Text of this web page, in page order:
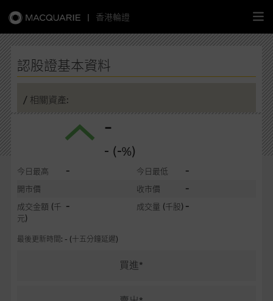
| 香港輪證
牛熊證
選股攻略
中資股票專頁
認股證基本資料
/ 相關資產:
-
- (-%)
今日最高 - 今日最低 -
開市價 收市價 -
成交金額 (千
元)
- 成交量 (千股) -
最後更新時間: - (十五分鐘延遲)
買進*